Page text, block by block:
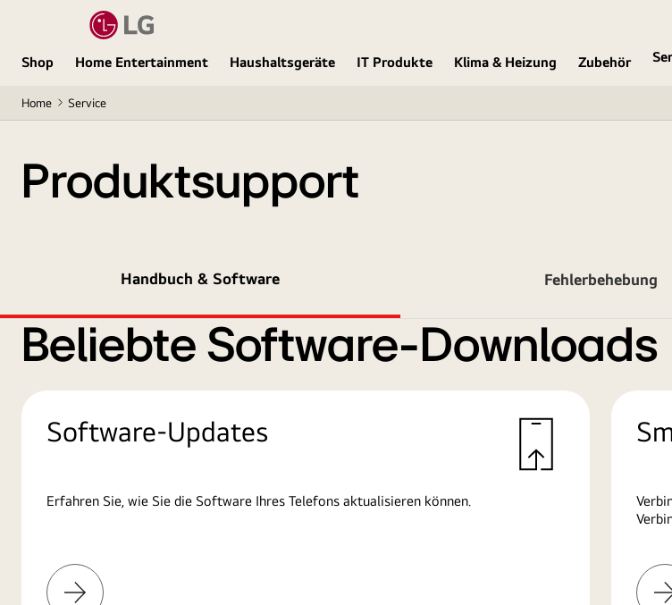
Shop Home Entertainment Haushaltsgeräte IT Produkte Klima & Heizung Zubehör
Home Service
Produktsupport
Handbuch & Software Fehlerbehebung
Beliebte Software-Downloads
Software-Updates
Erfahren Sie, wie Sie die Software Ihres Telefons aktualisieren können.
Weitere
Informationen